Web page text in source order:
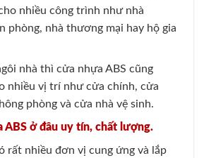
nhiều công trình như nhà
phòng, nhà thương mại hay hộ gia
nhà thì cửa nhựa ABS cũng
nhiều vị trí như cửa chính, cửa
phòng và cửa nhà vệ sinh.
ABS ở đâu uy tín, chất lượng.
rất nhiều đơn vị cung ứng và lắp